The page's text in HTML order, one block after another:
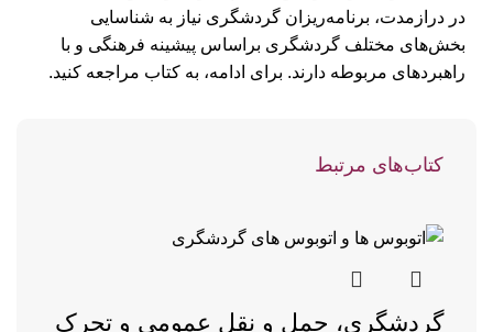
در درازمدت، برنامه‌ریزان گردشگری نیاز به شناسایی
بخش‌های مختلف گردشگری براساس پیشینه فرهنگی و با
راهبرد‌های مربوطه دارند. برای ادامه، به کتاب مراجعه کنید.
کتاب‌های مرتبط
گردشگری، حمل و نقل عمومی و تحرک